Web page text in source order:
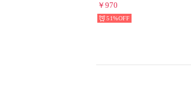
￥970
51%